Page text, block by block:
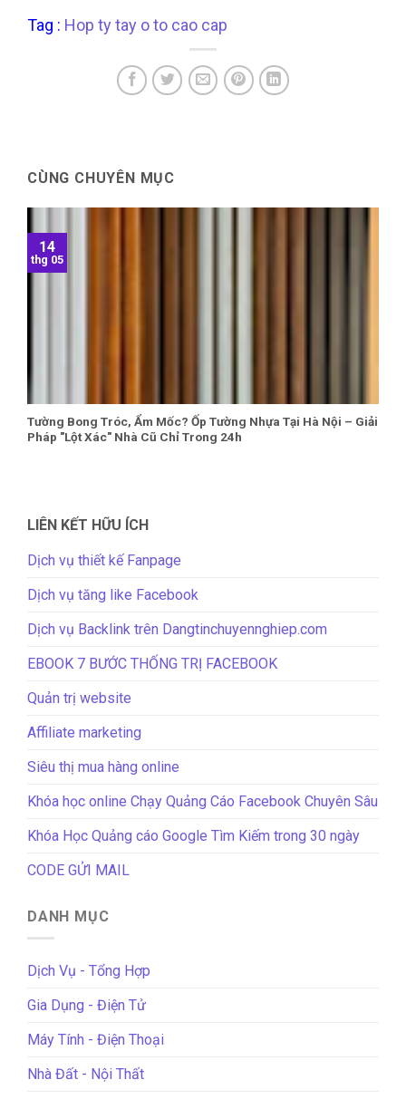
Tag : Hop ty tay o to cao cap
CÙNG CHUYÊN MỤC
Tường Bong Tróc, Ẩm Mốc? Ốp Tường Nhựa Tại Hà Nội – Giải
Pháp "Lột Xác" Nhà Cũ Chỉ Trong 24h
14
thg 05
LIÊN KẾT HỮU ÍCH
Dịch vụ thiết kế Fanpage
Dịch vụ tăng like Facebook
Dịch vụ Backlink trên Dangtinchuyennghiep.com
EBOOK 7 BƯỚC THỐNG TRỊ FACEBOOK
Quản trị website
Affiliate marketing
Siêu thị mua hàng online
Khóa học online Chạy Quảng Cáo Facebook Chuyên Sâu
Khóa Học Quảng cáo Google Tìm Kiếm trong 30 ngày
CODE GỬI MAIL
DANH MỤC
Dịch Vụ - Tổng Hợp
Gia Dụng - Điện Tử
Máy Tính - Điện Thoại
Nhà Đất - Nội Thất